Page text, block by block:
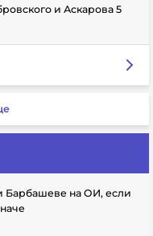
и Аскарова 5
Барбашеве на ОИ, если